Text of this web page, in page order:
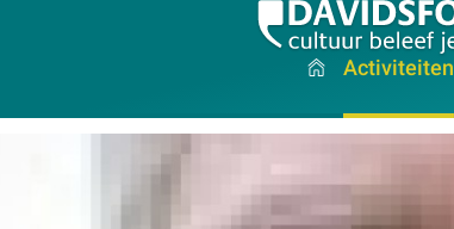
Activiteiten